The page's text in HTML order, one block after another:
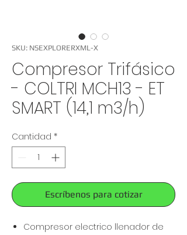
SKU: NSEXPLORERXML-X
Compresor Trifásico
- COLTRI MCH13 - ET
SMART (14,1 m3/h)
Cantidad *
Escríbenos para cotizar
Compresor electrico llenador de